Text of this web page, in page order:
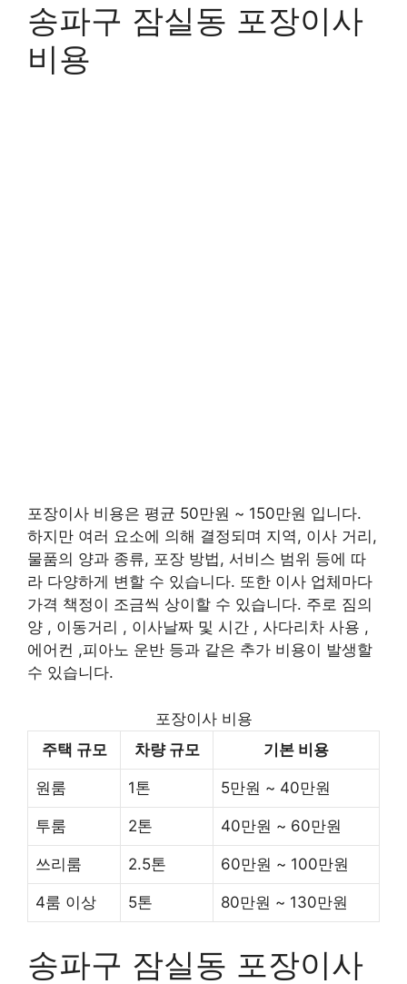
송파구 잠실동 포장이사
비용
포장이사 비용은 평균 50만원 ~ 150만원 입니다.
하지만 여러 요소에 의해 결정되며 지역, 이사 거리,
물품의 양과 종류, 포장 방법, 서비스 범위 등에 따
라 다양하게 변할 수 있습니다. 또한 이사 업체마다
가격 책정이 조금씩 상이할 수 있습니다. 주로 짐의
양 , 이동거리 , 이사날짜 및 시간 , 사다리차 사용 ,
에어컨 ,피아노 운반 등과 같은 추가 비용이 발생할
수 있습니다.
포장이사 비용
주택 규모
차량 규모 기본 비용
원룸 1톤 5만원 ~ 40만원
투룸 2톤 40만원 ~ 60만원
쓰리룸 2.5톤 60만원 ~ 100만원
4룸 이상 5톤 80만원 ~ 130만원
송파구 잠실동 포장이사